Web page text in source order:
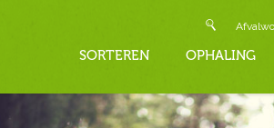
SORTEREN OPHALING